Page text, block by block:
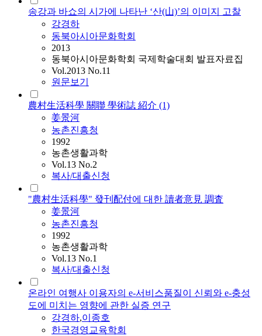
송강과 바쇼의 시가에 나타난 ‘산(山)’의 이미지 고찰
강경하
동북아시아문화학회
2013
동북아시아문화학회 국제학술대회 발표자료집
Vol.2013 No.11
원문보기
農村生活科學 關聯 學術誌 紹介 (1)
姜景河
농촌진흥청
1992
농촌생활과학
Vol.13 No.2
복사/대출신청
"農村生活科學" 發刊配付에 대한 讀者意見 調査
姜景河
농촌진흥청
1992
농촌생활과학
Vol.13 No.1
복사/대출신청
온라인 여행사 이용자의 e-서비스품질이 신뢰와 e-충성
도에 미치는 영향에 관한 실증 연구
강경하,이종호
한국경영교육학회